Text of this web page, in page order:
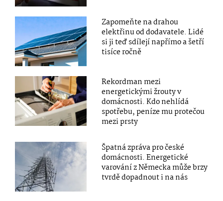
Zapomeňte na drahou
elektřinu od dodavatele. Lidé
si ji teď sdílejí napřímo a šetří
tisíce ročně
Rekordman mezi
energetickými žrouty v
domácnosti. Kdo nehlídá
spotřebu, peníze mu protečou
mezi prsty
Špatná zpráva pro české
domácnosti. Energetické
varování z Německa může brzy
tvrdě dopadnout i na nás